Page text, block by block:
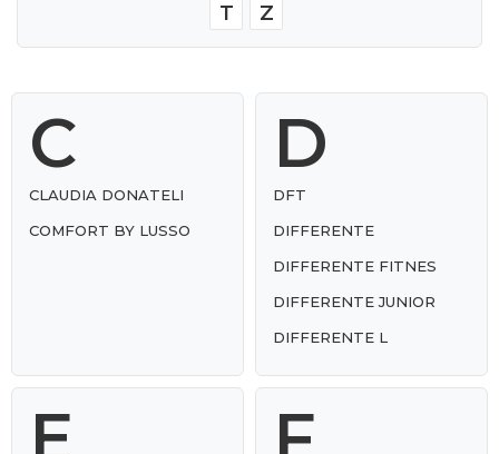
T
Z
C
CLAUDIA DONATELI
COMFORT BY LUSSO
D
DFT
DIFFERENTE
DIFFERENTE FITNES
DIFFERENTE JUNIOR
DIFFERENTE L